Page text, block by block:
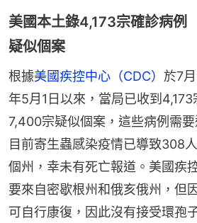
美國本土錄4,173宗確診病
疑似個案
根據美國疾控中心（CDC） 於7
年5月1日以來，當局已收到
7,400宗疑似個案，這些病例需要
目前寄生蟲感染疫情已導致308
個州，幸未有死亡報道。美國疾
要來自密歇根州和俄亥俄州，但
可自行康復，因此沒有接受環孢